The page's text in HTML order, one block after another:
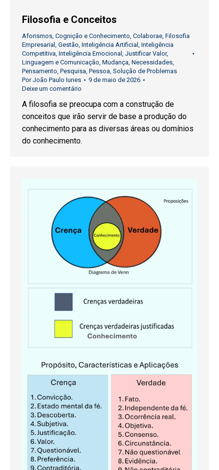
Filosofia e Conceitos
Aforismos Cognição e Conhecimento Colaborae Filosofia
Empresarial
Gestão Inteligência Artificial
Inteligência
Competitiva Inteligência Emocional Justificar Valor,
Linguagem e Comunicação Mudança Necessidades
Pensamento Pesquisa Pessoa Solução de Problemas
PorJoão Paulo Iunes
9 de maio de 2026
Deixe um comentário
A filosofia se preocupa com a construção de
conceitos que irão servir de base a produção do
conhecimento para as diversas áreas ou domínios
do conhecimento.